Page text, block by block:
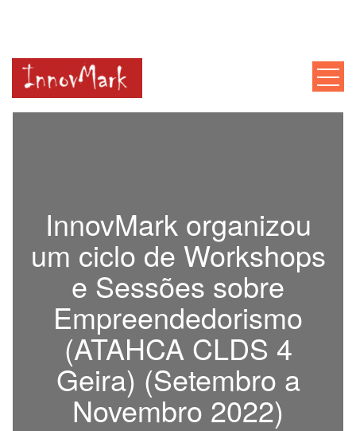
INNOVMARK
InnovMark organizou
um ciclo de Workshops
e Sessões sobre
Empreendedorismo
(ATAHCA CLDS 4
Geira) (Setembro a
Novembro 2022)